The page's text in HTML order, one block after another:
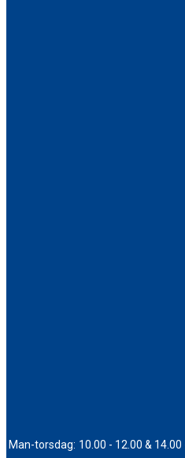
Man-torsdag: 10.00 - 12.00 & 14.00